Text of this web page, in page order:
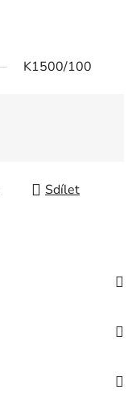
K1500/100
Sdílet